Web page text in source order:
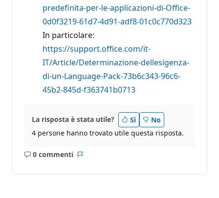
predefinita-per-le-applicazioni-di-Office-
0d0f3219-61d7-4d91-adf8-01c0c770d323
In particolare:
https://support.office.com/it-
IT/Article/Determinazione-dellesigenza-
di-un-Language-Pack-73b6c343-96c6-
45b2-845d-f363741b0713
La risposta è stata utile? Sì
No
4 persone hanno trovato utile questa risposta.
0 commenti
Nessun